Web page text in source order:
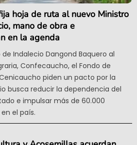
hoja de ruta al nuevo Ministro
mano de obra e
en la agenda
Indalecio Dangond Baquero al
Confecaucho, el Fondo de
piden un pacto por la
busca reducir la dependencia del
e impulsar más de 60.000
el país.